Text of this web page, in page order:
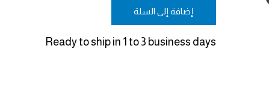
إضافة إلى السلة
Ready to ship in 1 to 3 business days